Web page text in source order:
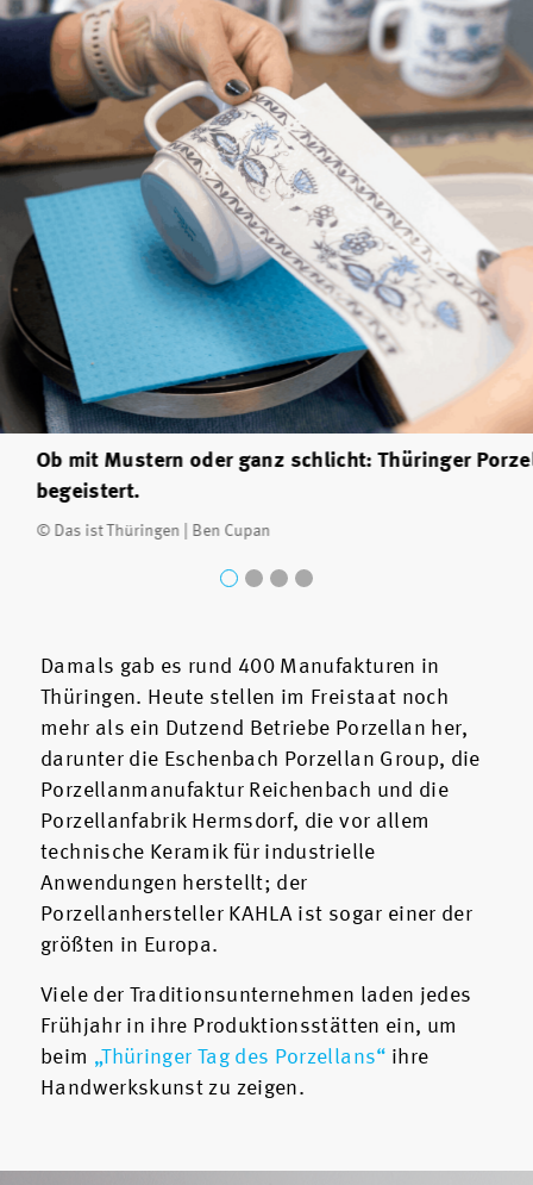
Ob mit Mustern oder ganz schlicht: Thüringer
begeistert.
© Das ist Thüringen | Ben Cupan
Damals gab es rund 400 Manufakturen in
Thüringen. Heute stellen im Freistaat noch
mehr als ein Dutzend Betriebe Porzellan her,
darunter die Eschenbach Porzellan Group, die
Porzellanmanufaktur Reichenbach und die
Porzellanfabrik Hermsdorf, die vor allem
technische Keramik für industrielle
Anwendungen herstellt; der
Porzellanhersteller KAHLA ist sogar einer der
größten in Europa.
Viele der Traditionsunternehmen laden jedes
Frühjahr in ihre Produktionsstätten ein, um
beim „Thüringer Tag des Porzellans“ ihre
Handwerkskunst zu zeigen.